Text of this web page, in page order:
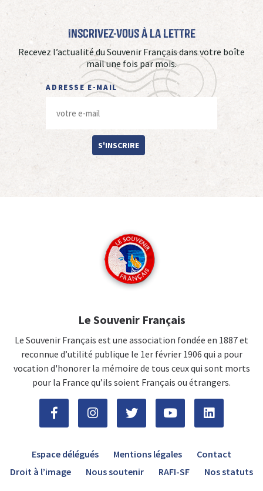
Inscrivez-vous à La Lettre
Recevez l’actualité du Souvenir Français dans votre boîte
mail une fois par mois.
ADRESSE E-MAIL
S'INSCRIRE
Le Souvenir Français
Le Souvenir Français est une association fondée en 1887 et
reconnue d’utilité publique le 1er février 1906 qui a pour
vocation d'honorer la mémoire de tous ceux qui sont morts
pour la France qu’ils soient Français ou étrangers.
Espace délégués Mentions légales
Contact
Droit à l’image
Nous soutenir RAFI-SF Nos statuts